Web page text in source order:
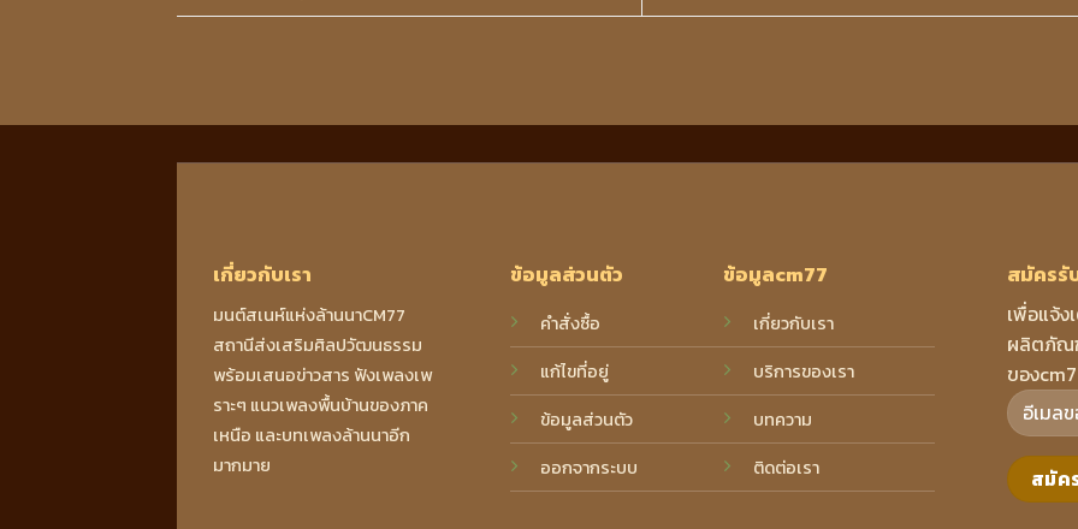
เกี่ยวกับเรา
มนต์สเนห์แห่งล้านนาCM77
สถานีส่งเสริมศิลปวัฒนธรรม
พร้อมเสนอข่าวสาร ฟังเพลงเพ
ราะๆ แนวเพลงพื้นบ้านของภาค
เหนือ และบทเพลงล้านนาอีก
มากมาย
ข้อมูลส่วนตัว
คำสั่งซื้อ
แก้ไขที่อยู่
ข้อมูลส่วนตัว
ออกจากระบบ
ข้อมูลcm77
เกี่ยวกับเรา
บริการของเรา
บทความ
ติดต่อเรา
สมัครรั
เพื่อแจ้ง
ผลิตภัณ
ของ